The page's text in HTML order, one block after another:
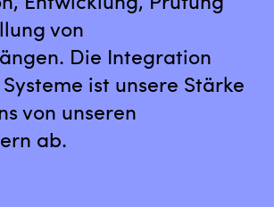
von
Die Integration
ist unsere Stärke
von unseren
ab.​